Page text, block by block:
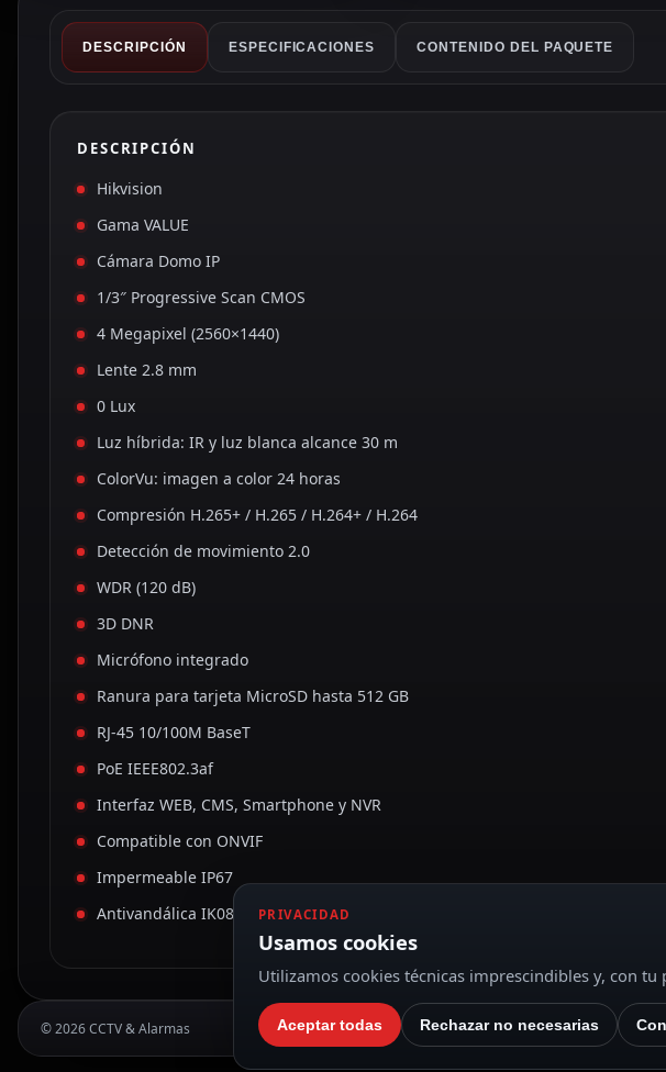
DESCRIPCIÓN ESPECIFICACIONES CONTENIDO DEL PAQUETE
DESCRIPCIÓN
Hikvision
Gama VALUE
Cámara Domo IP
1/3″ Progressive Scan CMOS
4 Megapixel (2560×1440)
Lente 2.8 mm
0 Lux
Luz híbrida: IR y luz blanca alcance 30 m
ColorVu: imagen a color 24 horas
Compresión H.265+ / H.265 / H.264+ / H.264
Detección de movimiento 2.0
WDR (120 dB)
3D DNR
Micrófono integrado
Ranura para tarjeta MicroSD hasta 512 GB
RJ-45 10/100M BaseT
PoE IEEE802.3af
Interfaz WEB, CMS, Smartphone y NVR
Compatible con ONVIF
Impermeable IP67
Antivandálica IK08
© 2026 CCTV & Alarmas
PRIVACIDAD
Usamos cookies
Utilizamos cookies técnicas imprescindibles y, con
Aceptar todas Rechazar no necesarias